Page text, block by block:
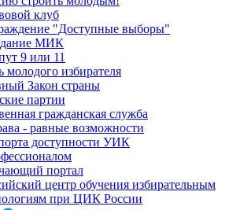
клуб
"Доступные выборы"
МИК
9 или 11
молодого избирателя
Закон страны
партии
гражданская служба
- равные возможности
доступности УИК
портал
центр обучения избирательным
при ЦИК России